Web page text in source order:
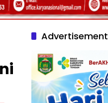
Advertisement